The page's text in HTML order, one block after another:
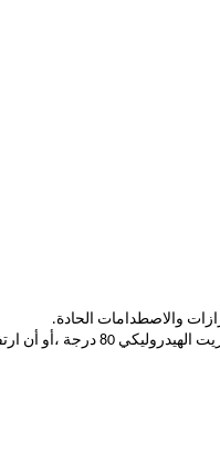
3) تنسيق المبرد المقاوم للضوء والاهتزاز لتقليل توليد الحرارة الكلي